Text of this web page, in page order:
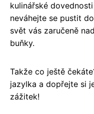
kulinářské
neváhejte se pustit
svět vás zaručeně
buňky.
Takže co ještě
jazylka a dopřejte si
zážitek!